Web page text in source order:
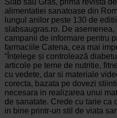
alimentatiei sanatoase din
lungul anilor peste 130 de
slabsaugras.ro. De
campanii de informare pentru
farmaciile Catena, cea mai
“Înțelege și controlează
articole pe teme de nutritie,
cu vedete, dar si materiale
corecta, bazata pe dovezi
necesara in realizarea unui
de sanatate. Crede cu tarie ca
in bine printr-un stil de viata